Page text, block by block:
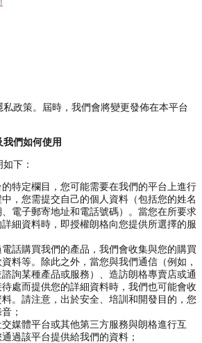
政策。屆時，我們會將變更發佈在本平台
們如何使用
下：
特定欄目，您可能需要在我們的平台上進行
，您需提交自己的個人資料（包括您的姓名
電子郵寄地址和電話號碼）。當您在所要求
細資料時，即授權朗格向您提供所選擇的服
話購買我們的產品，我們會收集與您的購買
料等。除此之外，當您與我們通信（例如，
詢某種產品或服務）、造訪朗格專賣店或通
處而提供您的詳細資料時，我們也可能會收
。請注意，出於安全、培訓和開發目的，您
；
媒體平台或其他第三方服務與朗格進行互
過該平台提供給我們的資料；